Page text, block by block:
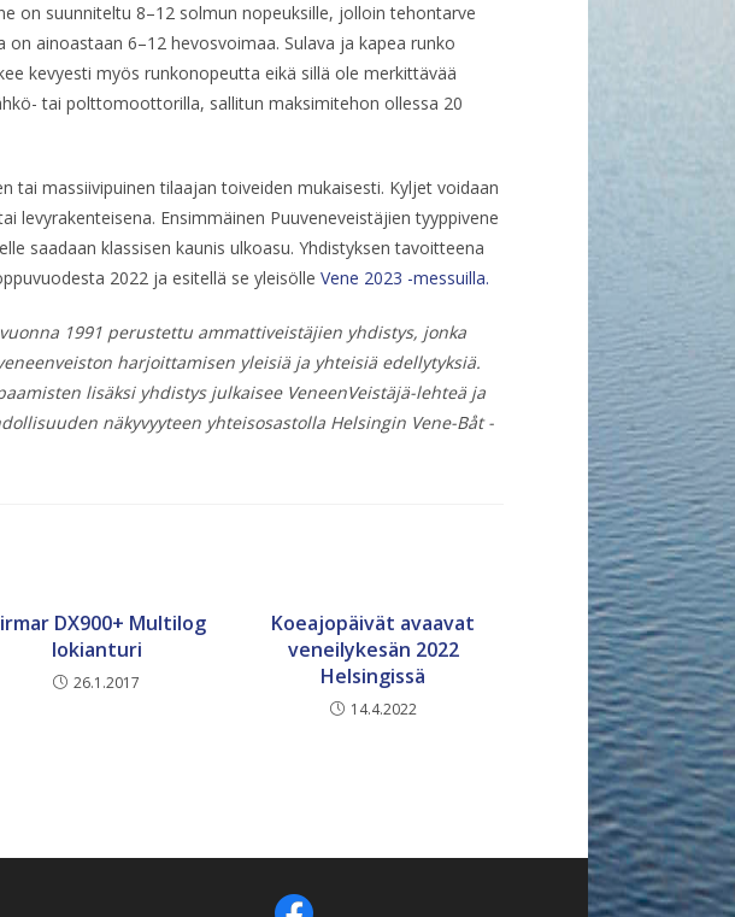
on suunniteltu 8–12 solmun nopeuksille, jolloin tehontarve
ainoastaan 6–12 hevosvoimaa. Sulava ja kapea runko
kevyesti myös runkonopeutta eikä sillä ole merkittävää
tai polttomoottorilla, sallitun maksimitehon ollessa 20
tai massiivipuinen tilaajan toiveiden mukaisesti. Kyljet voidaan
levyrakenteisena. Ensimmäinen Puuveneveistäjien tyyppivene
saadaan klassisen kaunis ulkoasu. Yhdistyksen tavoitteena
2022 ja esitellä se yleisölle Vene 2023 -messuilla.
1991 perustettu ammattiveistäjien yhdistys, jonka
harjoittamisen yleisiä ja yhteisiä edellytyksiä.
lisäksi yhdistys julkaisee VeneenVeistäjä-lehteä ja
näkyvyyteen yhteisosastolla Helsingin Vene-Båt -
DX900+ Multilog
lokianturi
26.1.2017
Koeajopäivät avaavat
veneilykesän 2022
Helsingissä
14.4.2022